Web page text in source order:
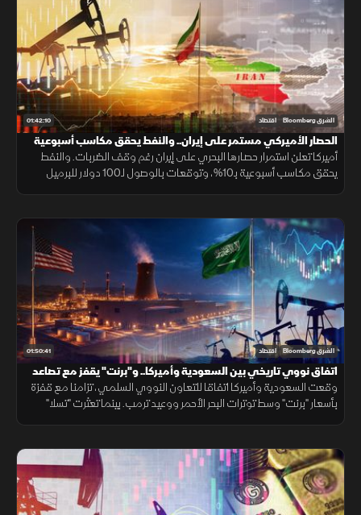
01:42:10 الشرق Bloomberg اقتصاد
الحصار الأميركي مستمر على إيران.. والنفط يحقق مكاسب أسبوعية
أميركا تعلن استمرار حصارها البحري على إيران رغم وقف الضربات. والنفط
يحقق مكاسب أسبوعية بـ10%، وتوقعات بالوصول لـ100 دولار للبرميل
01:50:41 الشرق Bloomberg اقتصاد
اتفاق نووي تاريخي بين السعودية وأميركا.. و"برنت" يقفز مع تصاعد
التوترات
وقعت السعودية وأميركا اتفاقا للتعاون النووي السلمي، تزامنا مع قفزة
بأسعار "برنت" وسط توترات البحر الأحمر ووعيد ترمب. بينما تعثرت "تسلا"